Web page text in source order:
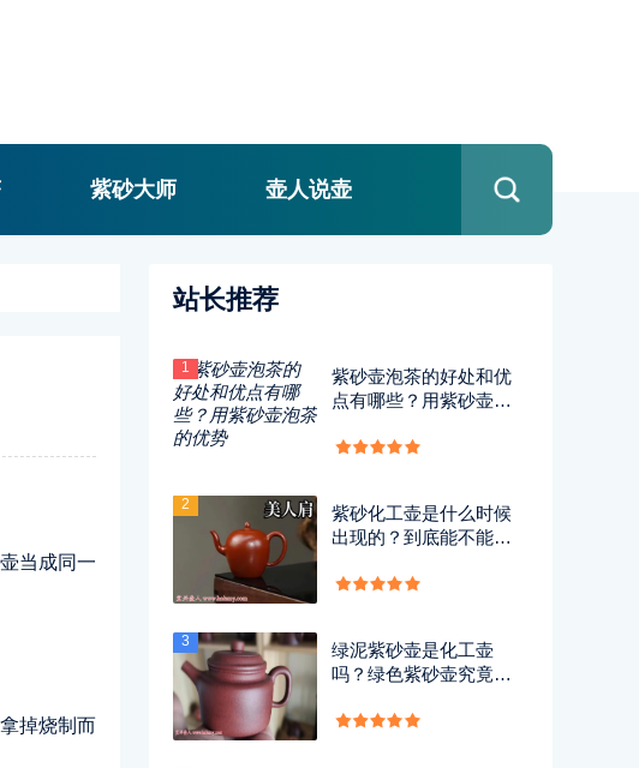
紫砂大师 壶人说壶
当成同一
掉烧制而
站长推荐
1
紫砂壶泡茶的好处和优
点有哪些？用紫砂壶泡
2
紫砂化工壶是什么时候
出现的？到底能不能
3
绿泥紫砂壶是化工壶
吗？绿色紫砂壶究竟有